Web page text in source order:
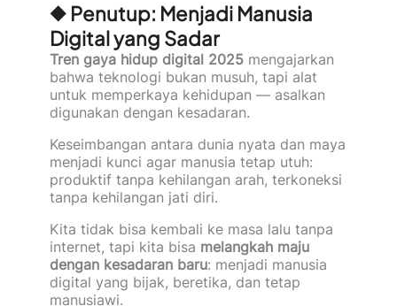
◆ Penutup: Menjadi Manusia
Digital yang Sadar
Tren gaya hidup digital 2025 mengajarkan
bahwa teknologi bukan musuh, tapi alat
untuk memperkaya kehidupan — asalkan
digunakan dengan kesadaran.
Keseimbangan antara dunia nyata dan maya
menjadi kunci agar manusia tetap utuh:
produktif tanpa kehilangan arah, terkoneksi
tanpa kehilangan jati diri.
Kita tidak bisa kembali ke masa lalu tanpa
internet, tapi kita bisa melangkah maju
dengan kesadaran baru: menjadi manusia
digital yang bijak, beretika, dan tetap
manusiawi.